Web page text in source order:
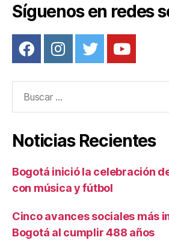
k
Síguenos en redes
Noticias Recientes
Bogotá inició la celebración
con música y fútbol
Cinco avances sociales más
Bogotá al cumplir 488 años